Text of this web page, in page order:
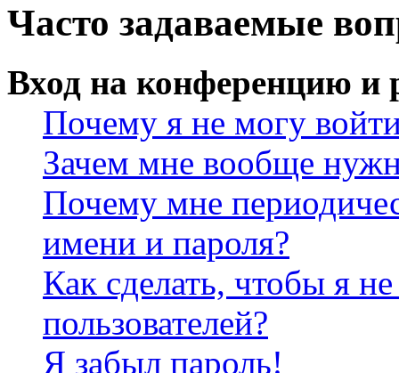
Часто задаваемые
Вход на конференцию и
Почему я не могу
Зачем мне вообще
Почему мне
имени и пароля?
Как сделать, чтобы я
пользователей?
Я забыл пароль!